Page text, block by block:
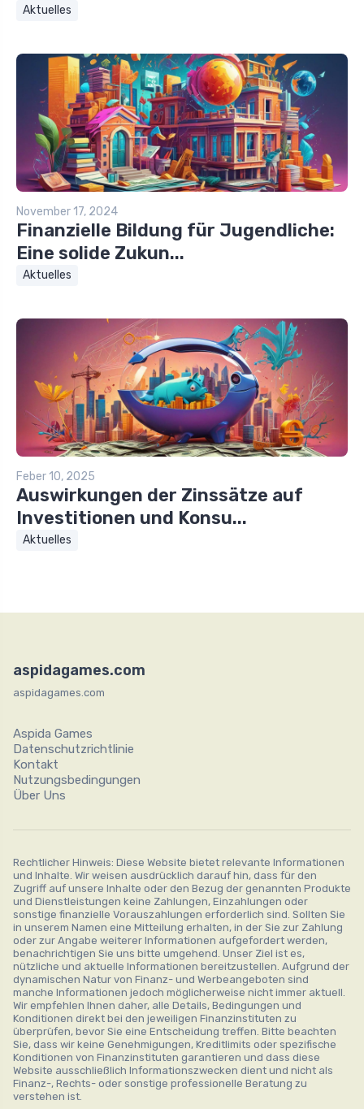
Aktuelles
November 17, 2024
Finanzielle Bildung für Jugendliche:
Eine solide Zukun...
Aktuelles
Feber 10, 2025
Auswirkungen der Zinssätze auf
Investitionen und Konsu...
Aktuelles
aspidagames.com
aspidagames.com
Aspida Games
Datenschutzrichtlinie
Kontakt
Nutzungsbedingungen
Über Uns
Rechtlicher Hinweis: Diese Website bietet relevante Informationen
und Inhalte. Wir weisen ausdrücklich darauf hin, dass für den
Zugriff auf unsere Inhalte oder den Bezug der genannten Produkte
und Dienstleistungen keine Zahlungen, Einzahlungen oder
sonstige finanzielle Vorauszahlungen erforderlich sind. Sollten Sie
in unserem Namen eine Mitteilung erhalten, in der Sie zur Zahlung
oder zur Angabe weiterer Informationen aufgefordert werden,
benachrichtigen Sie uns bitte umgehend. Unser Ziel ist es,
nützliche und aktuelle Informationen bereitzustellen. Aufgrund der
dynamischen Natur von Finanz- und Werbeangeboten sind
manche Informationen jedoch möglicherweise nicht immer aktuell.
Wir empfehlen Ihnen daher, alle Details, Bedingungen und
Konditionen direkt bei den jeweiligen Finanzinstituten zu
überprüfen, bevor Sie eine Entscheidung treffen. Bitte beachten
Sie, dass wir keine Genehmigungen, Kreditlimits oder spezifische
Konditionen von Finanzinstituten garantieren und dass diese
Website ausschließlich Informationszwecken dient und nicht als
Finanz-, Rechts- oder sonstige professionelle Beratung zu
verstehen ist.